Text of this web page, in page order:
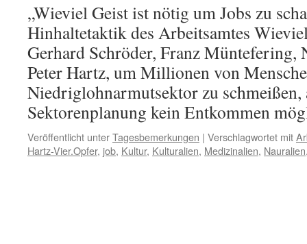
„Wieviel Geist ist nötig um Jobs zu
Hinhaltetaktik des Arbeitsamtes
Gerhard Schröder, Franz Müntefering,
Peter Hartz, um Millionen von
Niedriglohnarmutsektor zu schmeißen,
Sektorenplanung kein Entkommen
Veröffentlicht unterTagesbemerkungen | Verschlagwortet mit
Hartz-Vier.Opfer, job, Kultur, Kulturalien, Medizinalien, Nauralien